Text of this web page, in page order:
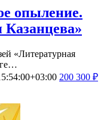
опыление.
«Литературная
200 300 ₽